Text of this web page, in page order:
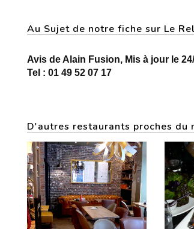
Au Sujet de notre fiche sur Le
Avis de Alain Fusion, Mis à jour le
Tel : 01 49 52 07 17
D'autres restaurants proches du